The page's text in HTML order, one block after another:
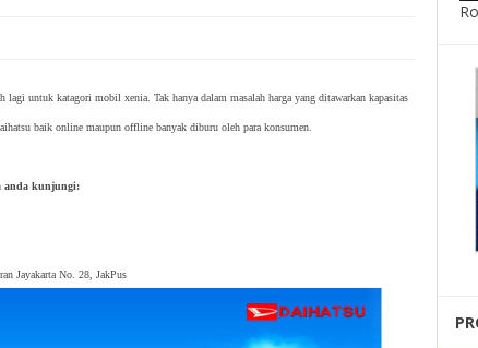
untuk katagori mobil xenia. Tak hanya dalam masalah harga yang ditawarkan kapasitas
baik online maupun offline banyak diburu oleh para konsumen.
anda kunjungi:
Jayakarta No. 28, JakPus